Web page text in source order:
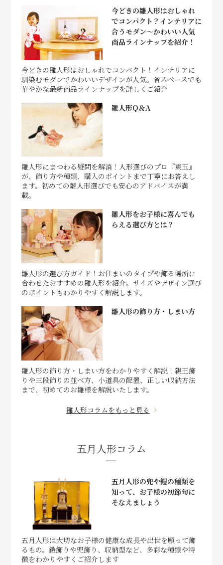
今どきの雛人形はおしゃれ
でコンパクト？インテリアに
合うモダン～かわいい人気
商品ラインナップを紹介！
今どきの雛人形はおしゃれでコンパクト！インテリアに
馴染むモダンでかわいいデザインが人気。省スペースでも
華やかな最新商品ラインナップを詳しくご紹介
雛人形Q＆A
雛人形にまつわる疑問を解消！人形選びのプロ『東玉』
が、飾り方や種類、購入のポイントまで丁寧にお答えし
ます。初めての雛人形選びでも安心のアドバイスが満
載。
雛人形をお子様に喜んでも
らえる選び方とは？
雛人形の選び方ガイド！お住まいのタイプや飾る場所に
合わせたおすすめの雛人形を紹介。サイズやデザイン選び
のポイントもわかりやすく解説します。
雛人形の飾り方・しまい方
雛人形の飾り方・しまい方をわかりやすく解説！親王飾
りや三段飾りの並べ方、小道具の配置、正しい収納方法
まで、初めてのお雛様を解説いたします。
雛人形コラムをもっと見る
五月人形コラム
五月人形の兜や鎧の種類を
知って、お子様の初節句に
そなえましょう
五月人形は大切なお子様の健康な成長や出世を願って飾
るもの。鎧飾りや兜飾り、収納型など、多彩な種類や特
徴をわかりやすくご紹介します